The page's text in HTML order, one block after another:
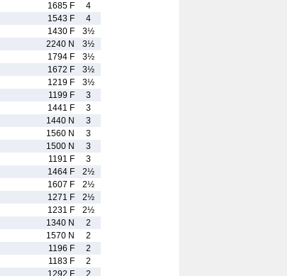
1685 F
4
1543 F
4
1430 F
3½
2240 N
3½
1794 F
3½
1672 F
3½
1219 F
3½
1199 F
3
1441 F
3
1440 N
3
1560 N
3
1500 N
3
1191 F
3
1464 F
2½
1607 F
2½
1271 F
2½
1231 F
2½
1340 N
2
1570 N
2
1196 F
2
1183 F
2
1292 F 2